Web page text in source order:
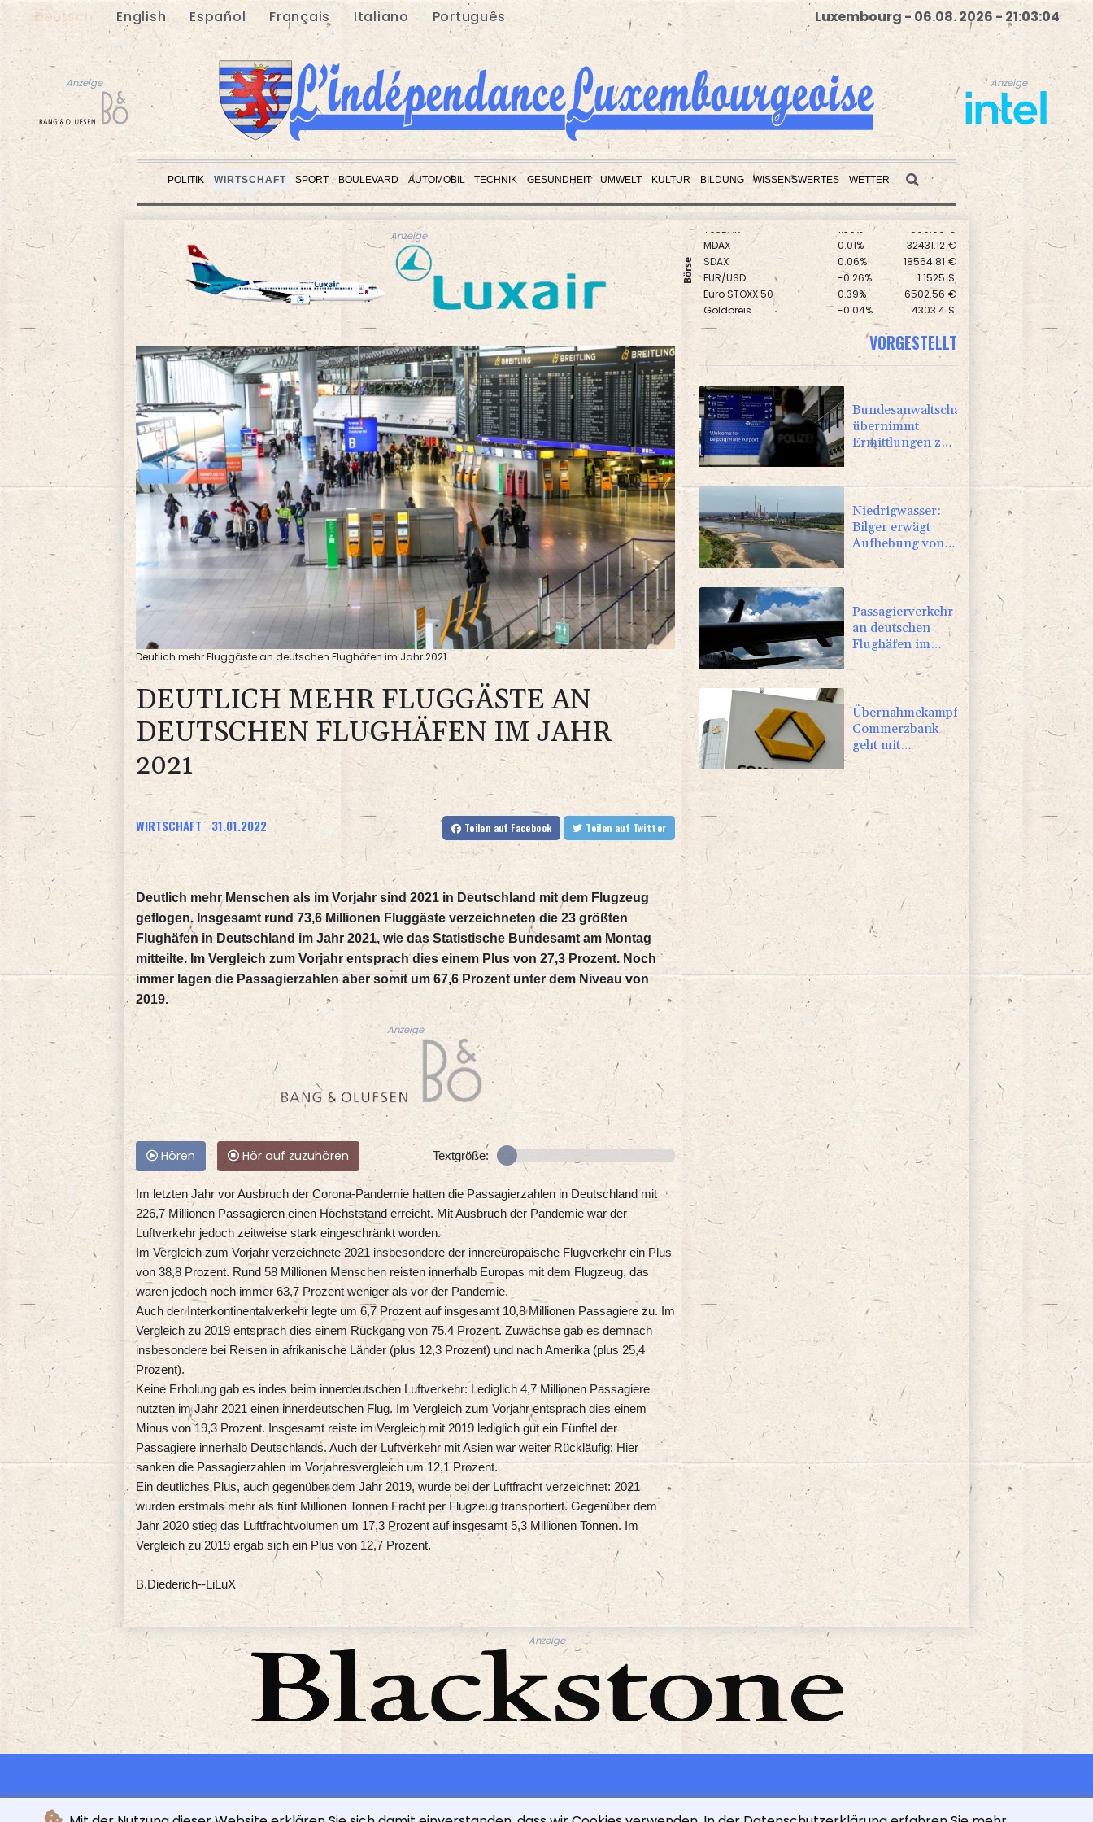
Deutsch English Español Français Italiano Português Luxembourg - 06.08. 2026 - 21:03:06
Anzeige Anzeige
POLITIK WIRTSCHAFT SPORT BOULEVARD AUTOMOBIL TECHNIK GESUNDHEIT UMWELT KULTUR BILDUNG WISSENSWERTES WETTER
Anzeige
Anzeige
Börse
MDAX 0.01% 32431.12 €
SDAX
0.06% 18564.81 €
EUR/USD
-0.26% 1.1525 $
Euro STOXX 50
0.39% 6502.56 €
Goldpreis
-0.04% 4303.4 $
DAX
0.05% 26140.13 €
TecDAX
1.36%
Deutlich mehr Fluggäste an deutschen Flughäfen im Jahr 2021
DEUTLICH MEHR FLUGGÄSTE AN
DEUTSCHEN FLUGHÄFEN IM JAHR
2021
WIRTSCHAFT 31.01.2022 Teilen auf Facebook Teilen auf Twitter
Deutlich mehr Menschen als im Vorjahr sind 2021 in Deutschland mit dem Flugzeug
geflogen. Insgesamt rund 73,6 Millionen Fluggäste verzeichneten die 23 größten
Flughäfen in Deutschland im Jahr 2021, wie das Statistische Bundesamt am Montag
mitteilte. Im Vergleich zum Vorjahr entsprach dies einem Plus von 27,3 Prozent. Noch
immer lagen die Passagierzahlen aber somit um 67,6 Prozent unter dem Niveau von
2019.
Anzeige
Hören Hör auf zuzuhören Textgröße:
Im letzten Jahr vor Ausbruch der Corona-Pandemie hatten die Passagierzahlen in Deutschland mit
226,7 Millionen Passagieren einen Höchststand erreicht. Mit Ausbruch der Pandemie war der
Luftverkehr jedoch zeitweise stark eingeschränkt worden.
Im Vergleich zum Vorjahr verzeichnete 2021 insbesondere der innereuropäische Flugverkehr ein Plus
von 38,8 Prozent. Rund 58 Millionen Menschen reisten innerhalb Europas mit dem Flugzeug, das
waren jedoch noch immer 63,7 Prozent weniger als vor der Pandemie.
Auch der Interkontinentalverkehr legte um 6,7 Prozent auf insgesamt 10,8 Millionen Passagiere zu. Im
Vergleich zu 2019 entsprach dies einem Rückgang von 75,4 Prozent. Zuwächse gab es demnach
insbesondere bei Reisen in afrikanische Länder (plus 12,3 Prozent) und nach Amerika (plus 25,4
Prozent).
Keine Erholung gab es indes beim innerdeutschen Luftverkehr: Lediglich 4,7 Millionen Passagiere
nutzten im Jahr 2021 einen innerdeutschen Flug. Im Vergleich zum Vorjahr entsprach dies einem
Minus von 19,3 Prozent. Insgesamt reiste im Vergleich mit 2019 lediglich gut ein Fünftel der
Passagiere innerhalb Deutschlands. Auch der Luftverkehr mit Asien war weiter Rückläufig: Hier
sanken die Passagierzahlen im Vorjahresvergleich um 12,1 Prozent.
Ein deutliches Plus, auch gegenüber dem Jahr 2019, wurde bei der Luftfracht verzeichnet: 2021
wurden erstmals mehr als fünf Millionen Tonnen Fracht per Flugzeug transportiert. Gegenüber dem
Jahr 2020 stieg das Luftfrachtvolumen um 17,3 Prozent auf insgesamt 5,3 Millionen Tonnen. Im
Vergleich zu 2019 ergab sich ein Plus von 12,7 Prozent.
B.Diederich--LiLuX
VORGESTELLT
Bundesanwaltschaft
übernimmt
Ermittlungen zu
Sprengstoff-
Drohne in
Leipzig
Niedrigwasser:
Bilger erwägt
Aufhebung von
Sonn- und
Feiertagsfahrverbot
für Lkw
Passagierverkehr
an deutschen
Flughäfen im
ersten Halbjahr
gesunken
Übernahmekampf:
Commerzbank
geht mit
Rekordergebnis
in Gespräche mit
der Unicredit
Anzeige